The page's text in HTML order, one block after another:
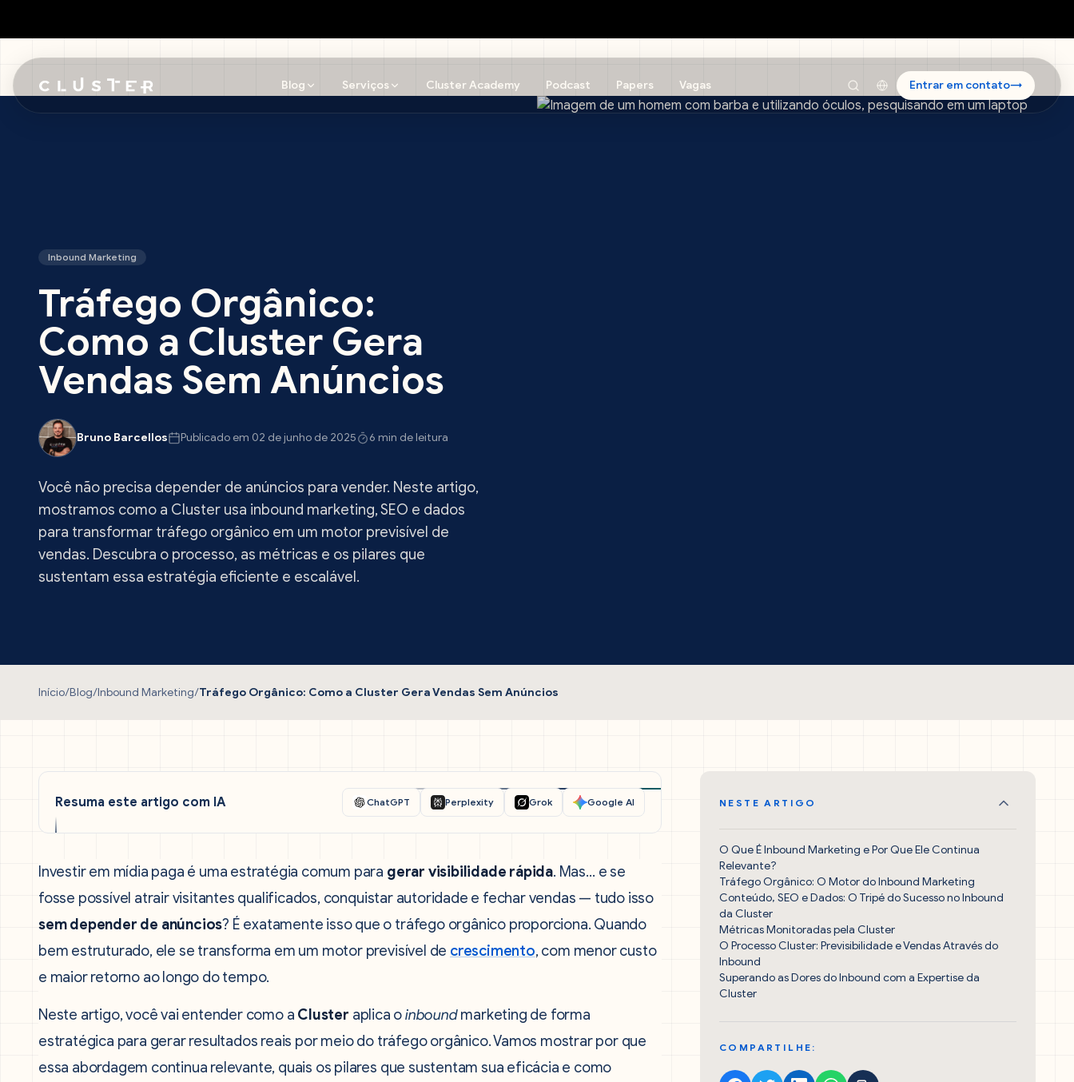
Blog Serviços Cluster Academy Podcast Papers Vagas Entrar em contato→
Inbound Marketing
Tráfego Orgânico:
Como a Cluster Gera
Vendas Sem Anúncios
Bruno Barcellos Publicado em 02 de junho de 2025 6 min de leitura
Você não precisa depender de anúncios para vender. Neste artigo,
mostramos como a Cluster usa inbound marketing, SEO e dados
para transformar tráfego orgânico em um motor previsível de
vendas. Descubra o processo, as métricas e os pilares que
sustentam essa estratégia eficiente e escalável.
Início/Blog/Inbound Marketing/Tráfego Orgânico: Como a Cluster Gera Vendas Sem Anúncios
Resuma este artigo com IA ChatGPT Perplexity Grok Google AI
Investir em mídia paga é uma estratégia comum para gerar visibilidade rápida. Mas… e se
fosse possível atrair visitantes qualificados, conquistar autoridade e fechar vendas — tudo isso
sem depender de anúncios? É exatamente isso que o tráfego orgânico proporciona. Quando
bem estruturado, ele se transforma em um motor previsível de crescimento, com menor custo
e maior retorno ao longo do tempo.
Neste artigo, você vai entender como a Cluster aplica oinboundmarketing de forma
estratégica para gerar resultados reais por meio do tráfego orgânico. Vamos mostrar por que
essa abordagem continua relevante, quais os pilares que sustentam sua eficácia e como
NESTE ARTIGO
O Que É Inbound Marketing e Por Que Ele Continua
Relevante?
Tráfego Orgânico: O Motor do Inbound Marketing
Conteúdo, SEO e Dados: O Tripé do Sucesso no Inbound
da Cluster
Métricas Monitoradas pela Cluster
O Processo Cluster: Previsibilidade e Vendas Através do
Inbound
Superando as Dores do Inbound com a Expertise da
Cluster
COMPARTILHE: